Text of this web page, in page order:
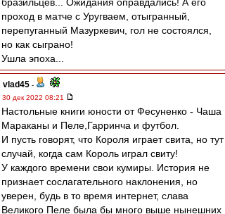
проход в матче с Уругваем, отыгранный,
перепуганный Мазуркевич, гол не состоялся,
но как сыграно!
Ушла эпоха...
vlad45 -
30 дек 2022 08:21
Настольные книги юности от Фесуненко - Чаша
Мараканы и Пеле,Гарринча и футбол.
И пусть говорят, что Короля играет свита, но тут
случай, когда сам Король играл свиту!
У каждого времени свои кумиры. История не
признает сослагательного наклонения, но
уверен, будь в то время интернет, слава
Великого Пеле была бы много выше нынешних